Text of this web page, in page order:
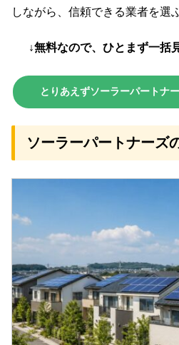
しながら、信頼できる業者を選
↓無料なので、ひとまず一括
とりあえずソーラーパートナ
ソーラーパートナーズ